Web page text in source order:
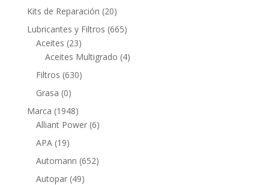
productos
Kits de Reparación 2020
productos
Lubricantes y Filtros 665665
Aceites 2323
productos
Aceites Multigrado 44
Filtros 630630
Grasa 00
productos
Marca 19481948
productos
Alliant Power 66
APA 1919
productos
Automann 652652
Autopar 4949